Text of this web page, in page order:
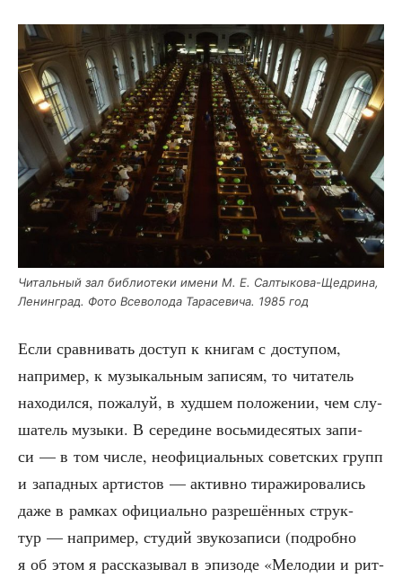
Читаль­ный зал биб­лио­те­ки име­ни М. Е. Сал­ты­ко­ва-Щед­ри­на,
Ленин­град. Фото Все­во­ло­да Тара­се­ви­ча. 1985 год
Если срав­ни­вать доступ к кни­гам с досту­пом,
напри­мер, к музы­каль­ным запи­сям, то чита­тель
нахо­дил­ся, пожа­луй, в худ­шем поло­же­нии, чем слу­
ша­тель музы­ки. В сере­дине вось­ми­де­ся­тых запи­
си — в том чис­ле, неофи­ци­аль­ных совет­ских групп
и запад­ных арти­стов — актив­но тира­жи­ро­ва­лись
даже в рам­ках офи­ци­аль­но раз­ре­шён­ных струк­
тур — напри­мер, сту­дий зву­ко­за­пи­си (подроб­но
я об этом я рас­ска­зы­вал в эпи­зо­де «Мело­дии и рит­